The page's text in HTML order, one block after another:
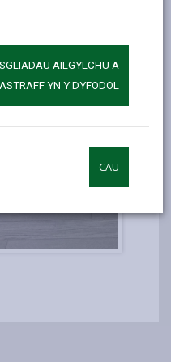
AILGYLCHU A
YN Y DYFODOL
CAU